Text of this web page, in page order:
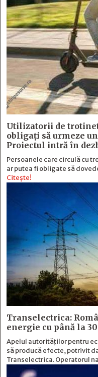
Utilizatorii de
obligați să urmeze
Proiectul intră în
Persoanele care circulă cu
ar putea fi obligate să
Citește!
Transelectrica:
energie cu până la
Apelul autorităților pentru
să producă efecte, potrivit
Transelectrica. Operatorul